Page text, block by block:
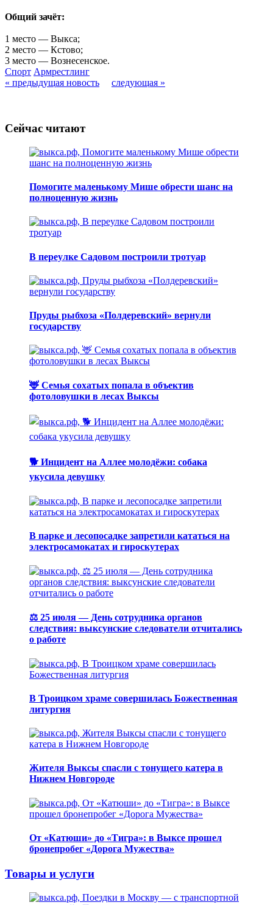
Общий зачёт:
1 место — Выкса;
2 место — Кстово;
3 место — Вознесенское.
Спорт Армрестлинг
« предыдущая новость
следующая »
Сейчас читают
Помогите маленькому Мише обрести шанс на
полноценную жизнь
В переулке Садовом построили тротуар
Пруды рыбхоза «Полдеревский» вернули
государству
🦌 Семья сохатых попала в объектив
фотоловушки в лесах Выксы
🐕 Инцидент на Аллее молодёжи: собака
укусила девушку
В парке и лесопосадке запретили кататься на
электросамокатах и гироскутерах
⚖️ 25 июля — День сотрудника органов
следствия: выксунские следователи отчитались
о работе
В Троицком храме совершилась Божественная
литургия
Жителя Выксы спасли с тонущего катера в
Нижнем Новгороде
От «Катюши» до «Тигра»: в Выксе прошел
бронепробег «Дорога Мужества»
Товары и услуги